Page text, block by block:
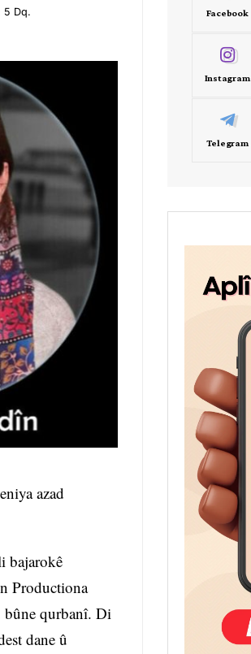
5 Dq.
azad
bajarokê
Productiona
bûne qurbanî. Di
dane û
Facebook
Instagram
Telegram